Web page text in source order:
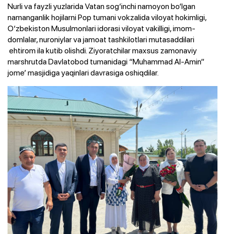
Nurli va fayzli yuzlarida Vatan sog‘inchi namoyon bo‘lgan
namanganlik hojilarni Pop tumani vokzalida viloyat hokimligi,
O‘zbekiston Musulmonlari idorasi viloyat vakilligi, imom-
domlalar, nuroniylar va jamoat tashkilotlari mutasaddilari
ehtirom ila kutib olishdi. Ziyoratchilar maxsus zamonaviy
marshrutda Davlatobod tumanidagi “Muhammad Al-Amin”
jome’ masjidiga yaqinlari davrasiga oshiqdilar.